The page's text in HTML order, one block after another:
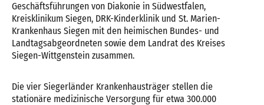
Geschäftsführungen von Diakonie in Südwestfalen,
Kreisklinikum Siegen, DRK-Kinderklinik und St. Marien-
Krankenhaus Siegen mit den heimischen Bundes- und
Landtagsabgeordneten sowie dem Landrat des Kreises
Siegen-Wittgenstein zusammen.
Die vier Siegerländer Krankenhausträger stellen die
stationäre medizinische Versorgung für etwa 300.000